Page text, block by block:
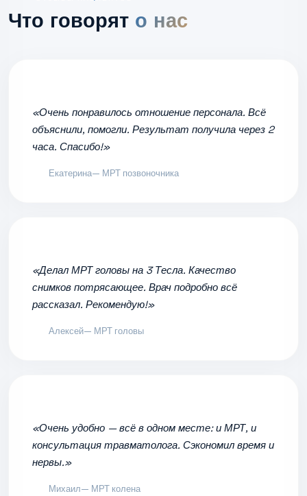
Что говорят о нас
«Очень понравилось отношение персонала. Всё
объяснили, помогли. Результат получила через 2
часа. Спасибо!»
Екатерина— МРТ позвоночника
«Делал МРТ головы на 3 Тесла. Качество
снимков потрясающее. Врач подробно всё
рассказал. Рекомендую!»
Алексей— МРТ головы
«Очень удобно — всё в одном месте: и МРТ, и
консультация травматолога. Сэкономил время и
нервы.»
Михаил— МРТ колена